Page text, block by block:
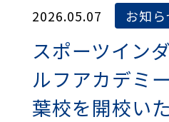
2026.05.07 お知ら
スポーツイン
ルフアカデミ
葉校を開校い